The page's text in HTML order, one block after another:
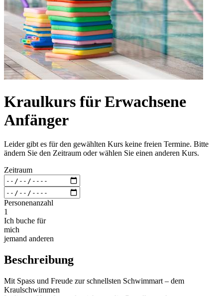
Kraulkurs für Erwachsene
Anfänger
Leider gibt es für den gewählten Kurs keine freien Termine. Bitte
ändern Sie den Zeitraum oder wählen Sie einen anderen Kurs.
Zeitraum
Personenanzahl
1
Ich buche für
mich
jemand anderen
Beschreibung
Mit Spass und Freude zur schnellsten Schwimmart – dem
Kraulschwimmen